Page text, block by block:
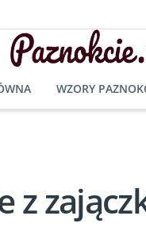
WZORY
z